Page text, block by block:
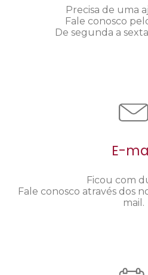
Precisa de uma
Fale conosco
De segunda a
E-
Ficou com
Fale conosco através dos
mail.